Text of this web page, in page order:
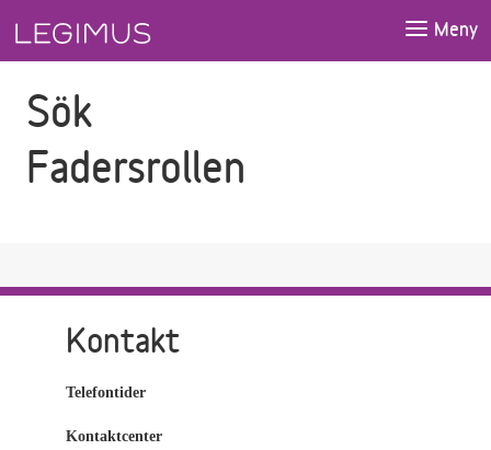
Meny
Sök
Fadersrollen
Kontakt
Telefontider
Kontaktcenter